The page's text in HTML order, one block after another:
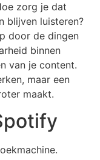
zorg je dat
blijven luisteren?
door de dingen
binnen
van je content.
maar een
maakt.